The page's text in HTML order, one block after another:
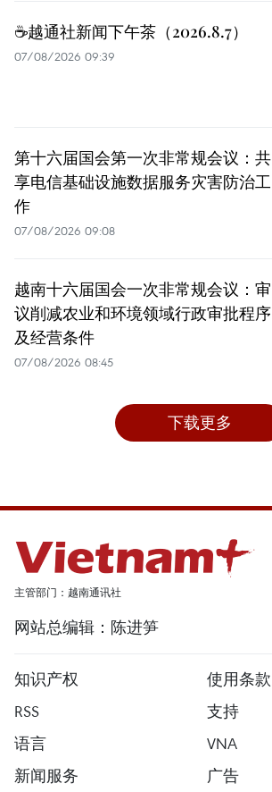
☕️越通社新闻下午茶（2026.8.7）
07/08/2026 09:39
第十六届国会第一次非常规会议：共
享电信基础设施数据服务灾害防治工
作
07/08/2026 09:08
越南十六届国会一次非常规会议：审
议削减农业和环境领域行政审批程序
及经营条件
07/08/2026 08:45
下载更多
主管部门：越南通讯社
网站总编辑：陈进笋
知识产权
使用条款
RSS
支持
语言
VNA
新闻服务
广告